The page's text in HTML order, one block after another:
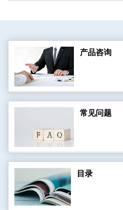
产品咨询
常见问题
目录